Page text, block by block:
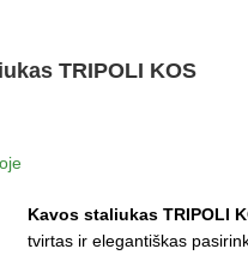
TRIPOLI KOS
Kavos staliukas TRIPOLI
tvirtas ir elegantiškas